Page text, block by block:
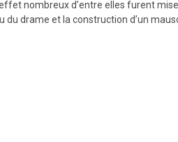
nombreux d’entre elles furent
drame et la construction d’un